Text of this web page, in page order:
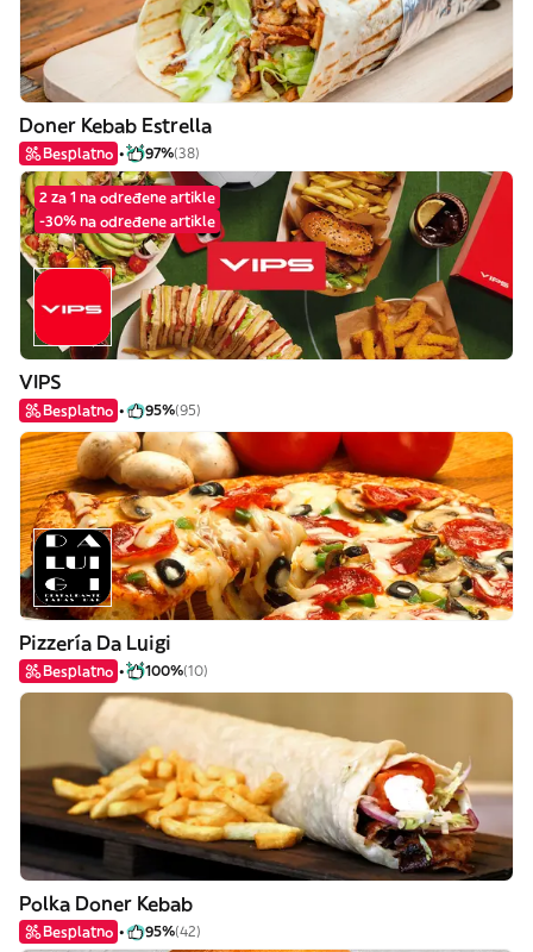
Doner Kebab Estrella
Besplatno 97%(38)
2 za 1 na određene artikle
-30% na određene artikle
VIPS
Besplatno 95%(95)
Pizzería Da Luigi
Besplatno 100%(10)
Polka Doner Kebab
Besplatno 95%(42)